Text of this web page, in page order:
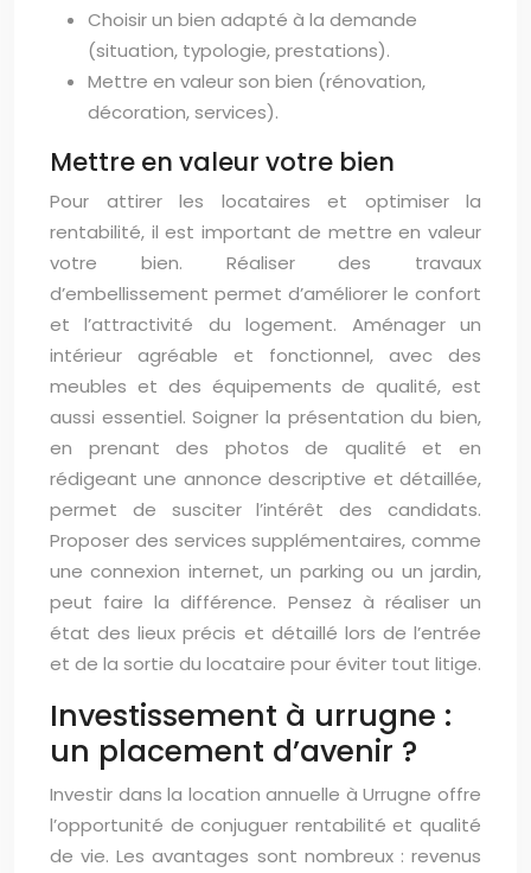
Choisir un bien adapté à la demande
(situation, typologie, prestations).
Mettre en valeur son bien (rénovation,
décoration, services).
Mettre en valeur votre bien
Pour attirer les locataires et optimiser la
rentabilité, il est important de mettre en valeur
votre bien. Réaliser des travaux
d’embellissement permet d’améliorer le confort
et l’attractivité du logement. Aménager un
intérieur agréable et fonctionnel, avec des
meubles et des équipements de qualité, est
aussi essentiel. Soigner la présentation du bien,
en prenant des photos de qualité et en
rédigeant une annonce descriptive et détaillée,
permet de susciter l’intérêt des candidats.
Proposer des services supplémentaires, comme
une connexion internet, un parking ou un jardin,
peut faire la différence. Pensez à réaliser un
état des lieux précis et détaillé lors de l’entrée
et de la sortie du locataire pour éviter tout litige.
Investissement à urrugne :
un placement d’avenir ?
Investir dans la location annuelle à Urrugne offre
l’opportunité de conjuguer rentabilité et qualité
de vie. Les avantages sont nombreux : revenus